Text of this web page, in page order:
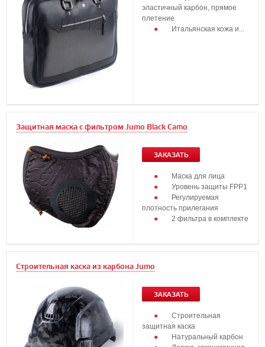
эластичный карбон, прямое
плетение
Итальянская кожа и...
Защитная маска с фильтром Jumo Black Camo
ЗАКАЗАТЬ
Маска для лица
Уровень защиты FPP1
Регулируемая
плотность прилегания
2 фильтра в комплекте
Строительная каска из карбона Jumo
ЗАКАЗАТЬ
Строительная
защитная каска
Натуральный карбон